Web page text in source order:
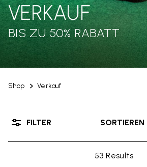
Shop Verkauf
VERKAUF
BIS ZU 50% RABATT
53 Results
FILTER